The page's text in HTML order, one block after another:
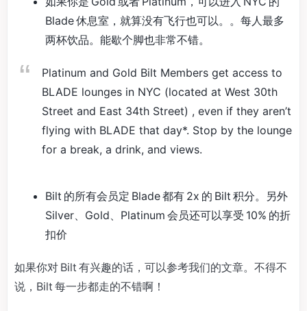
Blade 休息室，就算没有飞行也可以。。每人最多
两杯饮品。能歇个脚也非常不错。
Platinum and Gold Bilt Members get access to
BLADE lounges in NYC (located at West 30th
Street and East 34th Street) , even if they aren’t
flying with BLADE that day*. Stop by the lounge
for a break, a drink, and views.
Bilt 的所有会员定 Blade 都有 2x 的 Bilt 积分。另外
Silver、Gold、Platinum 会员还可以享受 10% 的折
扣价
如果你对 Bilt 有兴趣的话，可以参考我们的文章。不得不
说，Bilt 每一步都走的不错啊！